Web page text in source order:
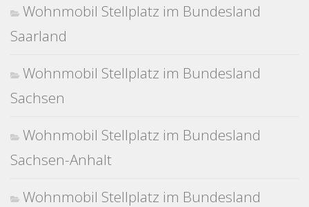
Wohnmobil Stellplatz im Bundesland
Saarland
Wohnmobil Stellplatz im Bundesland
Sachsen
Wohnmobil Stellplatz im Bundesland
Sachsen-Anhalt
Wohnmobil Stellplatz im Bundesland